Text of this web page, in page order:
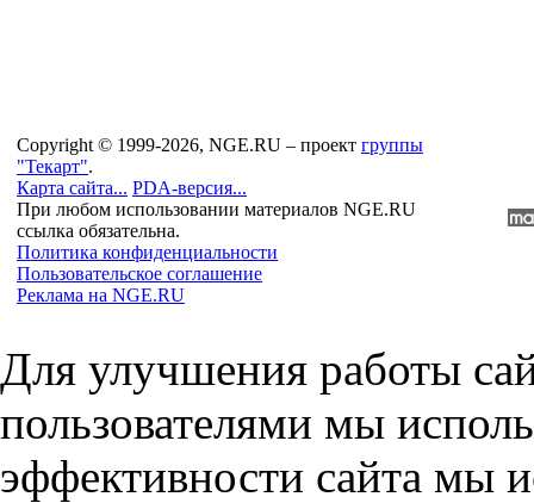
Copyright © 1999-2026, NGE.RU – проект группы
"Текарт".
Карта сайта... PDA-версия...
При любом использовании материалов NGE.RU
ссылка обязательна.
Политика конфиденциальности
Пользовательское соглашение
Реклама на NGE.RU
Для улучшения работы
пользователями мы
эффективности сайта мы